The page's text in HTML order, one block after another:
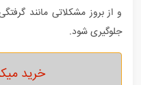
و از بروز مشکلاتی مانند
جلوگیری شود.
خرید